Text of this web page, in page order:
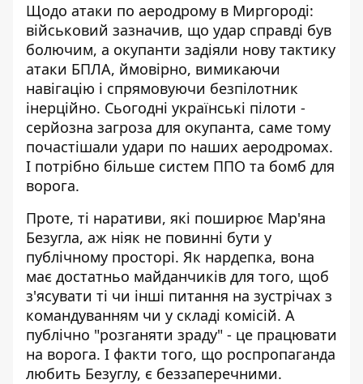
Щодо атаки по аеродрому в Миргороді:
військовий зазначив, що удар справді був
болючим, а окупанти задіяли нову тактику
атаки БПЛА, ймовірно, вимикаючи
навігацію і спрямовуючи безпілотник
інерційно. Сьогодні українські пілоти -
серйозна загроза для окупанта, саме тому
почастішали удари по наших аеродромах.
І потрібно більше систем ППО та бомб для
ворога.
Проте, ті наративи, які поширює Мар'яна
Безугла, аж ніяк не повинні бути у
публічному просторі. Як нардепка, вона
має достатньо майданчиків для того, щоб
з'ясувати ті чи інші питання на зустрічах з
командуванням чи у складі комісій. А
публічно "розганяти зраду" - це працювати
на ворога. І факти того, що роспропаганда
любить Безуглу, є беззаперечними.